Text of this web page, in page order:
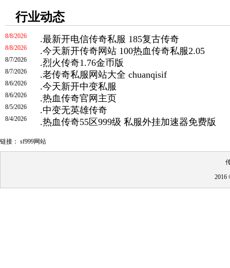
行业动态
.最新开电信传奇私服 185复古传奇
8/8/2026
.今天新开传奇网站 100热血传奇私服2.05
8/8/2026
.烈火传奇1.76金币版
8/7/2026
.老传奇私服网站大全 chuanqisif
8/7/2026
.今天新开中变私服
8/6/2026
.热血传奇官网主页
8/6/2026
.中变无英雄传奇
8/5/2026
.热血传奇55区999级 私服外挂加速器免费版
8/4/2026
链接： sf999网站
2016